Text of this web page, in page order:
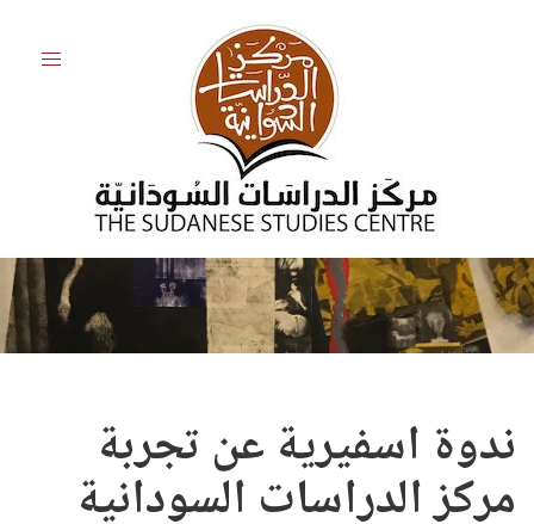
ندوة اسفيرية عن تجربة
مركز الدراسات السودانية